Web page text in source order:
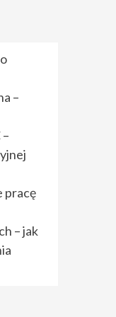
kraj
do
je
i
–
–
pracę
– jak